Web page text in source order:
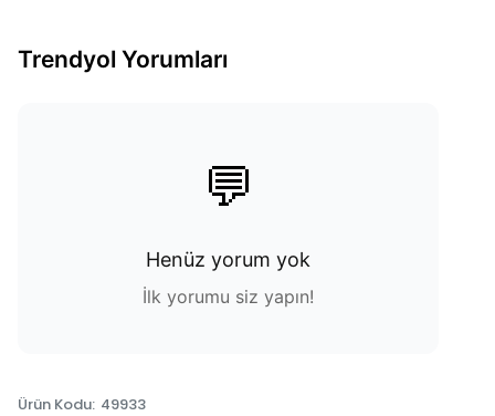
Trendyol Yorumları
💬
Henüz yorum yok
İlk yorumu siz yapın!
Ürün Kodu: 49933